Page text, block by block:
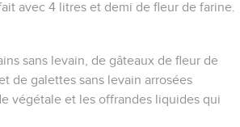
avec 4 litres et demi de fleur de farine.
sans levain, de gâteaux de fleur de
de galettes sans levain arrosées
végétale et les offrandes liquides qui